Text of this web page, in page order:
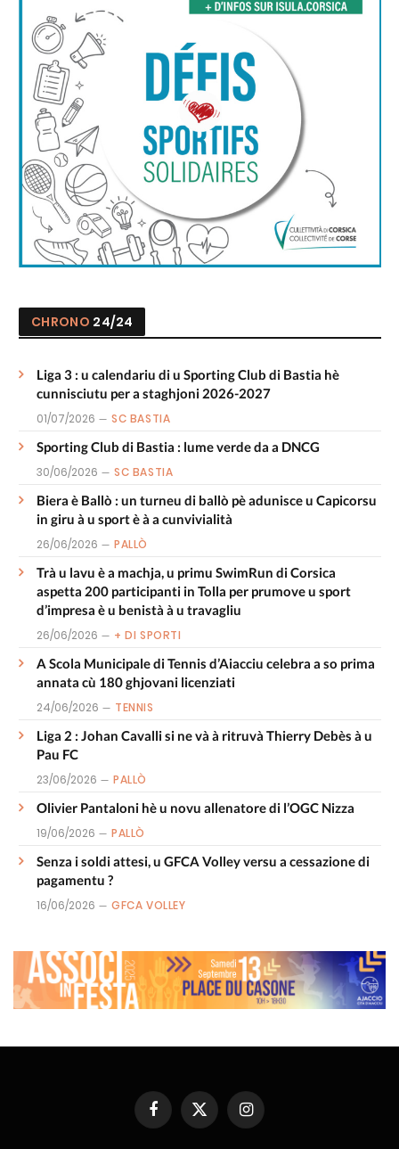
CHRONO 24/24
Liga 3 : u calendariu di u Sporting Club di Bastia hè
cunnisciutu per a staghjoni 2026-2027
01/07/2026 SC BASTIA
Sporting Club di Bastia : lume verde da a DNCG
30/06/2026 SC BASTIA
Biera è Ballò : un turneu di ballò pè adunisce u Capicorsu
in giru à u sport è à a cunvivialità
26/06/2026 PALLÒ
Trà u lavu è a machja, u primu SwimRun di Corsica
aspetta 200 participanti in Tolla per prumove u sport
d’impresa è u benistà à u travagliu
26/06/2026 + DI SPORTI
A Scola Municipale di Tennis d’Aiacciu celebra a so prima
annata cù 180 ghjovani licenziati
24/06/2026 TENNIS
Liga 2 : Johan Cavalli si ne và à ritruvà Thierry Debès à u
Pau FC
23/06/2026 PALLÒ
Olivier Pantaloni hè u novu allenatore di l’OGC Nizza
19/06/2026 PALLÒ
Senza i soldi attesi, u GFCA Volley versu a cessazione di
pagamentu ?
16/06/2026 GFCA VOLLEY
FacebookX
(Twitter)
Instagram